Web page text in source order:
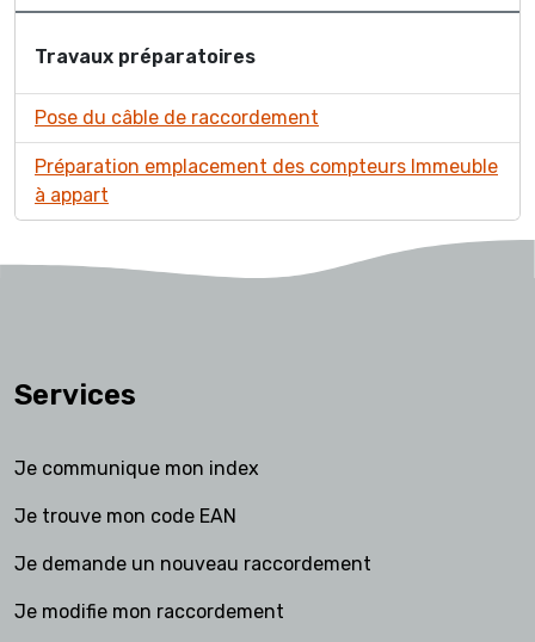
Travaux préparatoires
Pose du câble de raccordement
Préparation emplacement des compteurs Immeuble
à appart
Services
Je communique mon index
Je trouve mon code EAN
Je demande un nouveau raccordement
Je modifie mon raccordement